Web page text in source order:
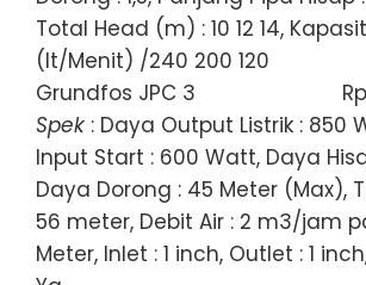
Total Head (m) : 10 12 14,
(lt/Menit) /240 200 120
Grundfos JPC 3
Spek : Daya Output Listrik : 850
Input Start : 600 Watt, Daya
Daya Dorong : 45 Meter (Max),
56 meter, Debit Air : 2 m3/jam
Meter, Inlet : 1 inch, Outlet : 1